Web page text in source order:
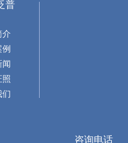
普
介
闻
照
们
咨询电话